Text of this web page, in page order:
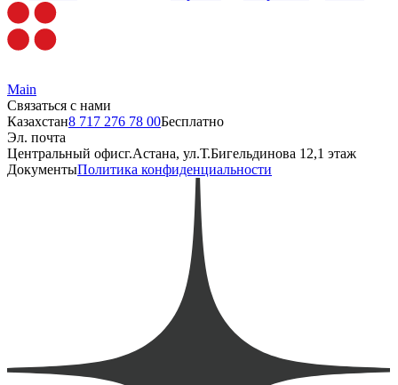
Main
Связаться с нами
Казахстан8 717 276 78 00Бесплатно
Эл. почта
Центральный офисг.Астана, ул.Т.Бигельдинова 12,1 этаж
ДокументыПолитика конфиденциальности